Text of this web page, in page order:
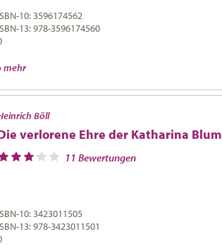
10: 3596174562
13: 978-3596174560
mehr
Böll
verlorene Ehre der Katharina Blum
11 Bewertungen
10: 3423011505
13: 978-3423011501